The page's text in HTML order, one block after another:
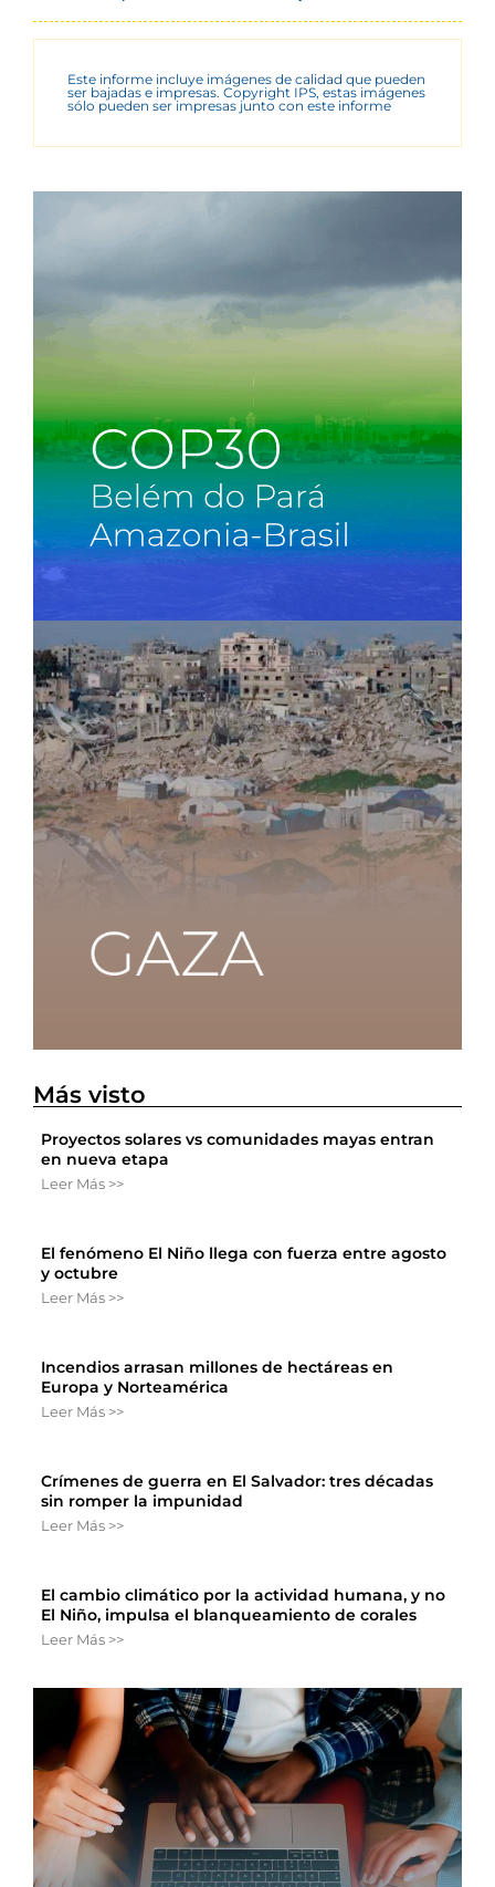
Este informe incluye imágenes de calidad que pueden
ser bajadas e impresas. Copyright IPS, estas imágenes
sólo pueden ser impresas junto con este informe
Más visto
Proyectos solares vs comunidades mayas entran
en nueva etapa
Leer Más >>
El fenómeno El Niño llega con fuerza entre agosto
y octubre
Leer Más >>
Incendios arrasan millones de hectáreas en
Europa y Norteamérica
Leer Más >>
Crímenes de guerra en El Salvador: tres décadas
sin romper la impunidad
Leer Más >>
El cambio climático por la actividad humana, y no
El Niño, impulsa el blanqueamiento de corales
Leer Más >>